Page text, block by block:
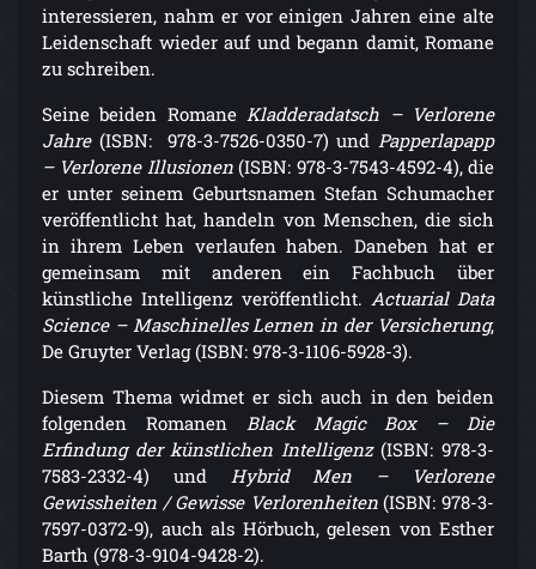
interessieren, nahm er vor einigen Jahren eine alte
Leidenschaft wieder auf und begann damit, Romane
zu schreiben.
Seine beiden RomaneKladderadatsch – Verlorene
Jahre(ISBN: 978-3-7526-0350-7) und Papperlapapp
– Verlorene Illusionen(ISBN: 978-3-7543-4592-4), die
er unter seinem Geburtsnamen Stefan Schumacher
veröffentlicht hat, handeln von Menschen, die sich
in ihrem Leben verlaufen haben. Daneben hat er
gemeinsam mit anderen ein Fachbuch über
künstliche Intelligenz veröffentlicht. Actuarial Data
Science – Maschinelles Lernen in der Versicherung,
De Gruyter Verlag (ISBN: 978-3-1106-5928-3).
Diesem Thema widmet er sich auch in den beiden
folgenden Romanen Black Magic Box – Die
Erfindung der künstlichen Intelligenz(ISBN: 978-3-
7583-2332-4) undHybrid Men – Verlorene
Gewissheiten / Gewisse Verlorenheiten(ISBN: 978-3-
7597-0372-9), auch als Hörbuch, gelesen von Esther
Barth (978-3-9104-9428-2).